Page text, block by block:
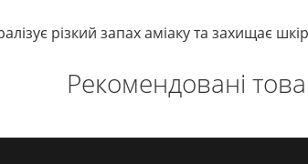
різкий запах аміаку та захищає
Рекомендовані